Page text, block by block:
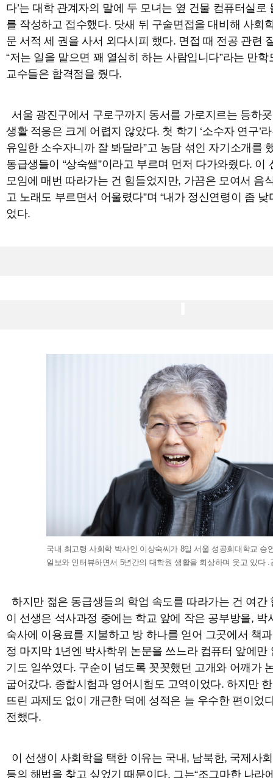
다’는 대학 관계자의 말에 두 모녀는 옆 건물 컴퓨터실로
를 작성하고 접수했다. 닷새 뒤 구술면접을 대비해 사회
문 서적 세 권을 사서 외다시피 했다. 면접 때 전공 관련
“저는 일을 맡으면 꽤 열심히 하는 사람입니다”라는 만
교수들은 합격점을 줬다.
서울 광진구에서 구로구까지 동서를 가로지르는 등하
생활 적응은 크게 어렵지 않았다. 첫 학기 ‘소수자 연구’
유일한 소수자니까 잘 봐달라”고 농담 섞인 자기소개를
동급생들이 “상숙쌤”이라고 부르며 먼저 다가와줬다. 이
모임에 매번 따라가는 건 힘들었지만, 가끔은 모여서 음
고 노래도 부르면서 어울렸다”며 “내가 정신연령이 좀 낮
었다.
국내 최고령 사회학 박사인 이상숙씨가 8일 서울 성공회대학교 승
일보와 인터뷰하면서 5년간의 대학원 생활을 회상하며 웃고 있다 .
하지만 젊은 동급생들의 학업 속도를 따라가는 건 여
이 선생은 석사과정 중에는 학교 앞에 작은 공부방을, 박
숙사에 이용료를 지불하고 방 하나를 얻어 그곳에서 책
정 마지막 1년엔 박사학위 논문을 쓰느라 컴퓨터 앞에만
기도 일쑤였다. 구순이 넘도록 꼿꼿했던 고개와 어깨가
굽어갔다. 종합시험과 영어시험도 고역이었다. 하지만
뜨린 과제도 없이 개근한 덕에 성적은 늘 우수한 편이었
전했다.
이 선생이 사회학을 택한 이유는 국내, 남북한, 국제사
등의 해법을 찾고 싶었기 때문이다. 그는“조그마한 나라